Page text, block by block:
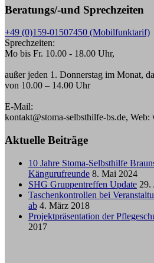
Beratungs/-und Sprechzeiten
+49 (0)159-01507450 (Mobilfunktarif)
Sprechzeiten:
Mo bis Fr. 10.00 - 18.00 Uhr,
außer jeden 1. Donnerstag im Monat,
von 10.00 – 14.00 Uhr
E-Mail:
kontakt@stoma-selbsthilfe-bs.de,
Aktuelle Beiträge
10 Jahre Stoma-Selbsthilfe
Kängurufreunde 8. Mai 2024
SHG Gruppentreffen Update 29.
Taschenkontrollen bei
ab 4. März 2018
Projektpräsentation der
2017